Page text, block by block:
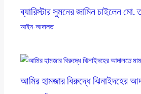
ব্যারিস্টার সুমনের জামিন চাইলেন মো.
আইন-আদালত
আমির হামজার বিরুদ্ধে ঝিনাইদহের